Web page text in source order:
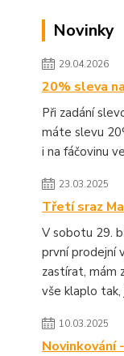
Novinky
29.04.2026
20% sleva
Při zadání
máte slevu
i na fáčovinu
23.03.2025
Třetí sraz
V sobotu 29.
první prodejní
zastírat, mám
vše klaplo
10.03.2025
Novinkování